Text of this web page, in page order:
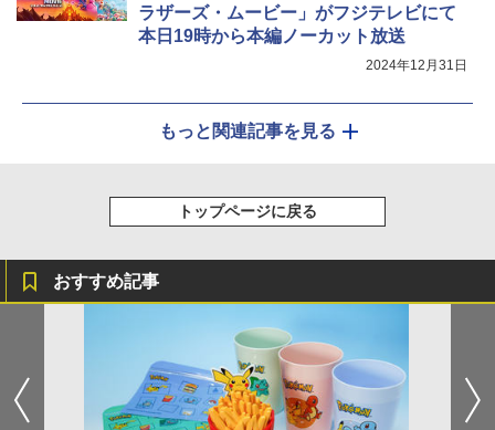
ラザーズ・ムービー」がフジテレビにて
本日19時から本編ノーカット放送
2024年12月31日
もっと関連記事を見る
トップページに戻る
おすすめ記事